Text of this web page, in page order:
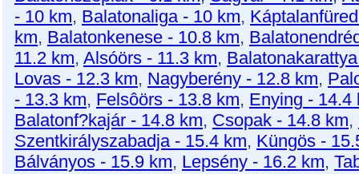
- 10 km, Balatonaliga - 10 km,
km, Balatonkenese - 10.8 km,
11.2 km, Alsóörs - 11.3 km,
Lovas - 12.3 km, Nagyberény - 12.8 km,
- 13.3 km, Felsôörs - 13.8 km, Enying - 14.4
Balatonf?kajár - 14.8 km, Csopak - 14.8 km,
Szentkirályszabadja - 15.4 km, Küngös -
Bálványos - 15.9 km, Lepsény - 16.2 km,